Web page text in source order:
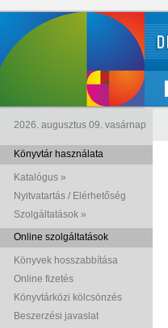
2026. augusztus 09. vasárnap
Könyvtár használata
Katalógus »
Nyitvatartás / Elérhetőség
Szolgáltatások »
Online szolgáltatások
Könyvek hosszabbítása
Online fizetés
Könyvtárközi kölcsönzés
Beszerzési javaslat